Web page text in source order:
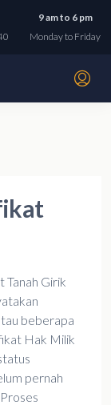
9 am to 6 pm
Monday to Friday
Tanah Girik
beberapa
Hak Milik
pernah